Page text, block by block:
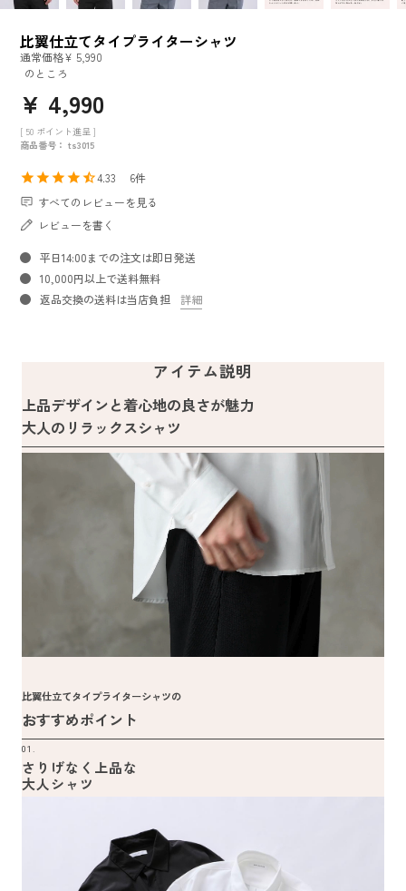
比翼仕立てタイプライターシャツ
通常価格¥ 5,990
のところ
¥ 4,990
[ 50 ポイント進呈 ]
商品番号
ts3015
4.33
6
すべてのレビューを見る
レビューを書く
平日14:00までの注文は即日発送
10,000円以上で送料無料
返品交換の送料は当店負担
詳細
アイテム説明
上品デザインと着心地の良さが魅力
大人のリラックスシャツ
比翼仕立てタイプライターシャツの
おすすめポイント
01.
さりげなく上品な
大人シャツ